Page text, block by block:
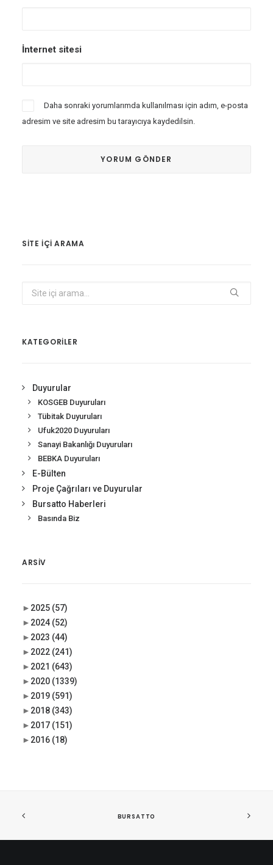
İnternet sitesi
Daha sonraki yorumlarımda kullanılması için adım, e-posta
adresim ve site adresim bu tarayıcıya kaydedilsin.
SITE IÇI ARAMA
KATEGORİLER
Duyurular
KOSGEB Duyuruları
Tübitak Duyuruları
Ufuk2020 Duyuruları
Sanayi Bakanlığı Duyuruları
BEBKA Duyuruları
E-Bülten
Proje Çağrıları ve Duyurular
Bursatto Haberleri
Basında Biz
ARSIV
► 2025 (57)
► 2024 (52)
► 2023 (44)
► 2022 (241)
► 2021 (643)
► 2020 (1339)
► 2019 (591)
► 2018 (343)
► 2017 (151)
► 2016 (18)
BURSATTO